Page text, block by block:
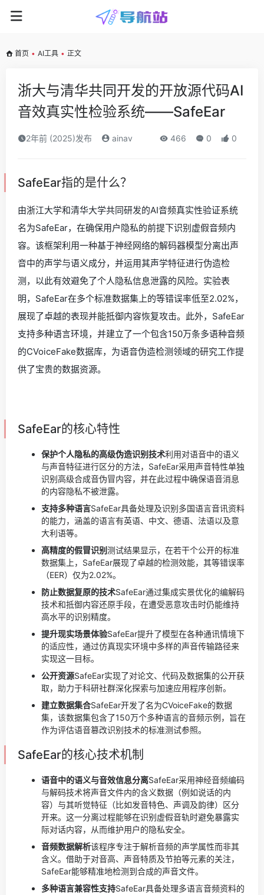
首页 • AI工具 • 正文
浙大与清华共同开发的开放源代码AI
音效真实性检验系统——SafeEar
2年前 (2025)发布 ainav 466 0 0
SafeEar指的是什么？
由浙江大学和清华大学共同研发的AI音频真实性验证系统
名为SafeEar，在确保用户隐私的前提下识别虚假音频内
容。该框架利用一种基于神经网络的解码器模型分离出声
音中的声学与语义成分，并运用其声学特征进行伪造检
测，以此有效避免了个人隐私信息泄露的风险。实验表
明，SafeEar在多个标准数据集上的等错误率低至2.02%，
展现了卓越的表现并能抵御内容恢复攻击。此外，SafeEar
支持多种语言环境，并建立了一个包含150万条多语种音频
的CVoiceFake数据库，为语音伪造检测领域的研究工作提
供了宝贵的数据资源。
SafeEar的核心特性
保护个人隐私的高级伪造识别技术利用对语音中的语义
与声音特征进行区分的方法，SafeEar采用声音特性单独
识别高级合成音伪冒内容，并在此过程中确保语音消息
的内容隐私不被泄露。
支持多种语言SafeEar具备处理及识别多国语言音讯资料
的能力，涵盖的语言有英语、中文、德语、法语以及意
大利语等。
高精度的假冒识别测试结果显示，在若干个公开的标准
数据集上，SafeEar展现了卓越的检测效能，其等错误率
（EER）仅为2.02%。
防止数据复原的技术SafeEar通过集成实景优化的编解码
技术和抵御内容还原手段，在遭受恶意攻击时仍能维持
高水平的识别精度。
提升现实场景体验SafeEar提升了模型在各种通讯情境下
的适应性，通过仿真现实环境中多样的声音传输路径来
实现这一目标。
公开资源SafeEar实现了对论文、代码及数据集的公开获
取，助力于科研社群深化探索与加速应用程序创新。
建立数据集合SafeEar开发了名为CVoiceFake的数据
集，该数据集包含了150万个多种语言的音频示例，旨在
作为评估语音篡改识别技术的标准测试参照。
SafeEar的核心技术机制
语音中的语义与音效信息分离SafeEar采用神经音频编码
与解码技术将声音文件内的含义数据（例如说话的内
容）与其听觉特征（比如发音特色、声调及韵律）区分
开来。这一分离过程能够在识别虚假音轨时避免暴露实
际对话内容，从而维护用户的隐私安全。
音频数据解析该程序专注于解析音频的声学属性而非其
含义。借助于对音高、声音特质及节拍等元素的关注，
SafeEar能够精准地检测到合成的声音文件。
多种语言兼容性支持SafeEar具备处理多语言音频资料的